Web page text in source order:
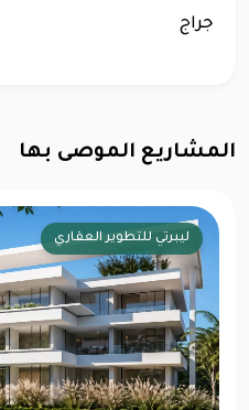
جراج
المشاريع الموصى بها
ليبرتي للتطوير العقاري